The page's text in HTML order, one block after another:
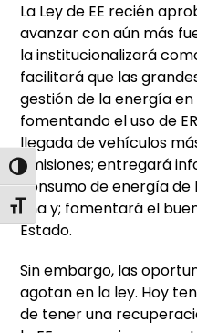
Alternar alto contraste
Alternar tamaño de letra
La Ley de EE recién
avanzar con aún más
la institucionalizará
facilitará que las
gestión de la energía
fomentando el uso de
llegada de vehículos
emisiones; entregará
consumo de energía de
una y; fomentará el
Estado.
Sin embargo, las
agotan en la ley. Hoy
de tener una